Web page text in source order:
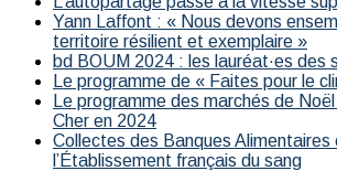
Yann Laffont : « Nous devons
territoire résilient et exemplaire »
bd BOUM 2024 : les lauréat·es des
Le programme de « Faites pour le
Le programme des marchés de
Cher en 2024
Collectes des Banques Alimentaires
l’Établissement français du sang